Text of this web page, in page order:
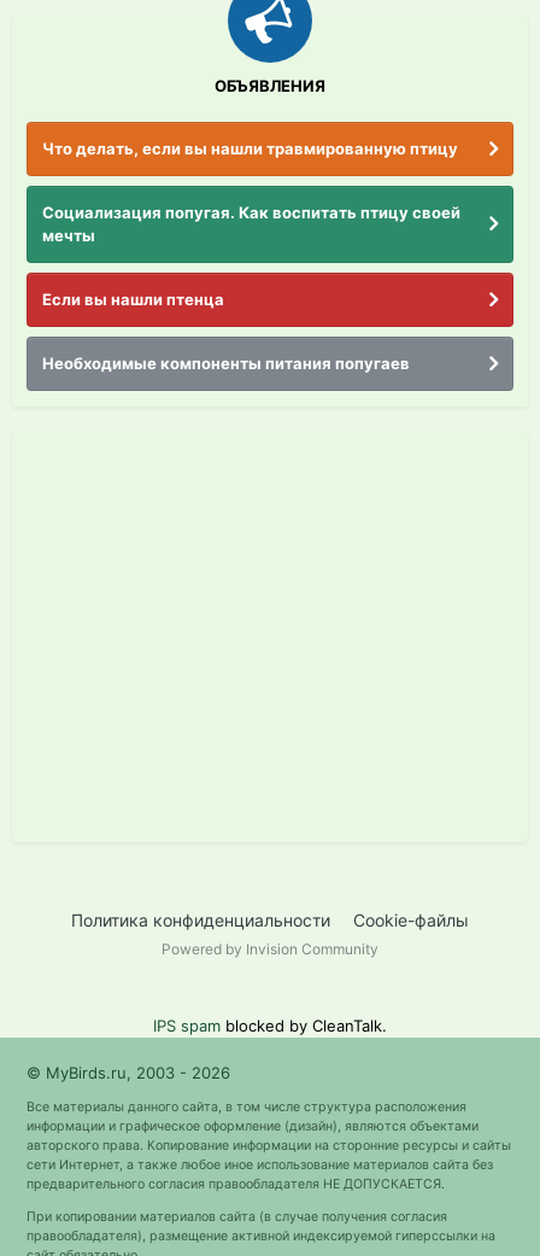
ОБЪЯВЛЕНИЯ
Что делать, если вы нашли травмированную птицу
Социализация попугая. Как воспитать птицу своей
мечты
Если вы нашли птенца
Необходимые компоненты питания попугаев
Политика конфиденциальности Cookie-файлы
Powered by Invision Community
IPS spam blocked by CleanTalk.
© MyBirds.ru, 2003 - 2026
Все материалы данного сайта, в том числе структура расположения
информации и графическое оформление (дизайн), являются объектами
авторского права. Копирование информации на сторонние ресурсы и сайты
сети Интернет, а также любое иное использование материалов сайта без
предварительного согласия правообладателя НЕ ДОПУСКАЕТСЯ.
При копировании материалов сайта (в случае получения согласия
правообладателя), размещение активной индексируемой гиперссылки на